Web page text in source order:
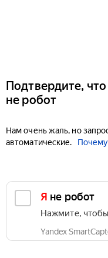
Подтвердите,
не робот
Нам очень жаль, но
автоматические.
Почему
Я не робот
Нажмите,
Yandex